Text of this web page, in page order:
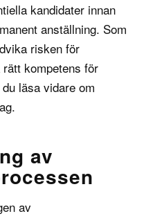
kandidater innan
anställning. Som
risken för
kompetens för
läsa vidare om
av
av